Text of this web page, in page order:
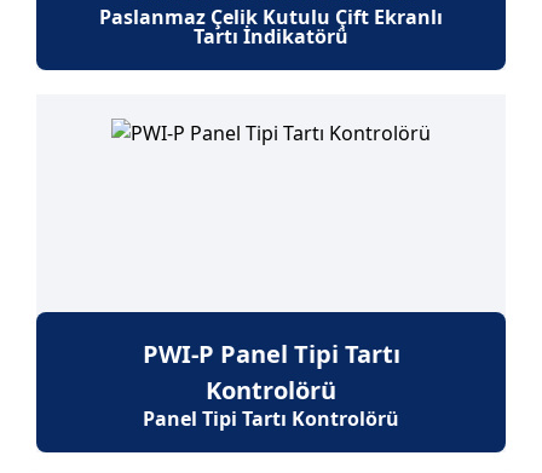
Paslanmaz Çelik Kutulu Çift Ekranlı
Tartı İndikatörü
PWI-P Panel Tipi Tartı
Kontrolörü
Panel Tipi Tartı Kontrolörü